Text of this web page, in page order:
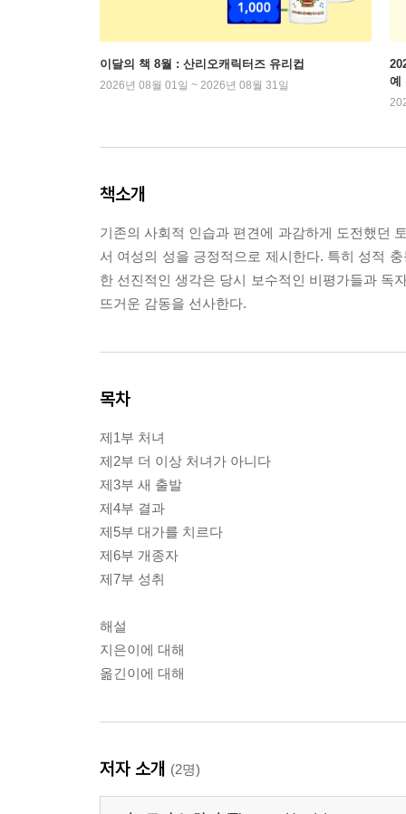
이달의 책 8월 : 산리오캐릭터즈 유리컵
2026년 08월 01일 ~ 2026년 08월 31일
예
책소개
기존의 사회적 인습과 편견에 과감하게 도전했던
서 여성의 성을 긍정적으로 제시한다. 특히 성적
한 선진적인 생각은 당시 보수적인 비평가들과 독
뜨거운 감동을 선사한다.
목차
제1부 처녀
제2부 더 이상 처녀가 아니다
제3부 새 출발
제4부 결과
제5부 대가를 치르다
제6부 개종자
제7부 성취
해설
지은이에 대해
옮긴이에 대해
저자 소개 (2명)